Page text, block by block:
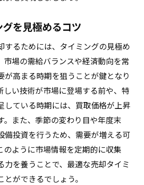
を見極めるコツ
するためには、タイミングの見極め
市場の需給バランスや経済動向を常
が高まる時期を狙うことが鍵となり
しい技術が市場に登場する前や、特
している時期には、買取価格が上昇
。また、季節の変わり目や年度末
備投資を行うため、需要が増える可
のように市場情報を定期的に収集
力を養うことで、最適な売却タイミ
ができるでしょう。